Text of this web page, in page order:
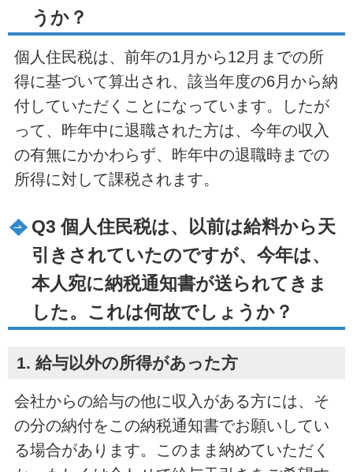
うか？
個人住民税は、前年の1月から12月までの所
得に基づいて算出され、該当年度の6月から納
付していただくことになっています。したが
って、昨年中に退職された方は、今年の収入
の有無にかかわらず、昨年中の退職時までの
所得に対して課税されます。
Q3 個人住民税は、以前は給料から天
引きされていたのですが、今年は、
本人宛に納税通知書が送られてきま
した。これは何故でしょうか？
1. 給与以外の所得があった方
会社からの給与の他に収入がある方には、そ
の分の納付をこの納税通知書でお願いしてい
る場合があります。このまま納めていただく